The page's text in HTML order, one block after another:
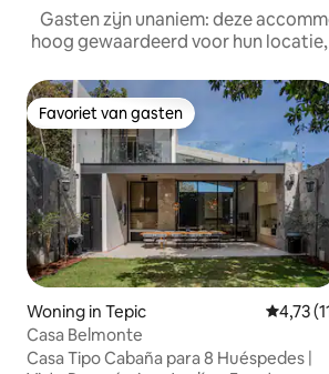
Gasten zijn unaniem: deze
hoog gewaardeerd voor hun
Favoriet van gasten
Favoriet van gasten
Woning in Tepic
4,73
Casa Belmonte
Casa Tipo Cabaña para 8 Huéspedes |